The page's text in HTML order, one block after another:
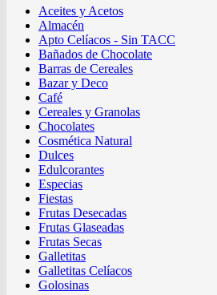
Aceites y Acetos
Almacén
Apto Celíacos - Sin TACC
Bañados de Chocolate
Barras de Cereales
Bazar y Deco
Café
Cereales y Granolas
Chocolates
Cosmética Natural
Dulces
Edulcorantes
Especias
Fiestas
Frutas Desecadas
Frutas Glaseadas
Frutas Secas
Galletitas
Galletitas Celíacos
Golosinas